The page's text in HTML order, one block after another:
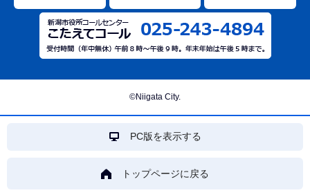
©Niigata City.
PC版を表示する
トップページに戻る